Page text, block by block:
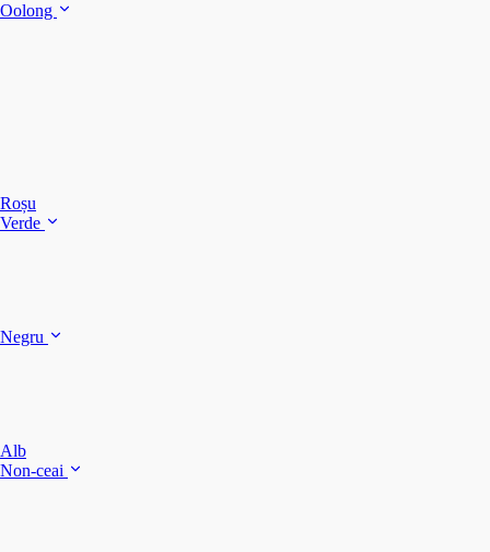
Oolong
Roșu
Verde
Negru
Alb
Non-ceai